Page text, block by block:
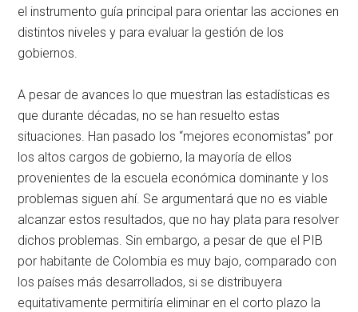
el instrumento guía principal para orientar las acciones en
distintos niveles y para evaluar la gestión de los
gobiernos.
A pesar de avances lo que muestran las estadísticas es
que durante décadas, no se han resuelto estas
situaciones. Han pasado los “mejores economistas” por
los altos cargos de gobierno, la mayoría de ellos
provenientes de la escuela económica dominante y los
problemas siguen ahí. Se argumentará que no es viable
alcanzar estos resultados, que no hay plata para resolver
dichos problemas. Sin embargo, a pesar de que el PIB
por habitante de Colombia es muy bajo, comparado con
los países más desarrollados, si se distribuyera
equitativamente permitiría eliminar en el corto plazo la